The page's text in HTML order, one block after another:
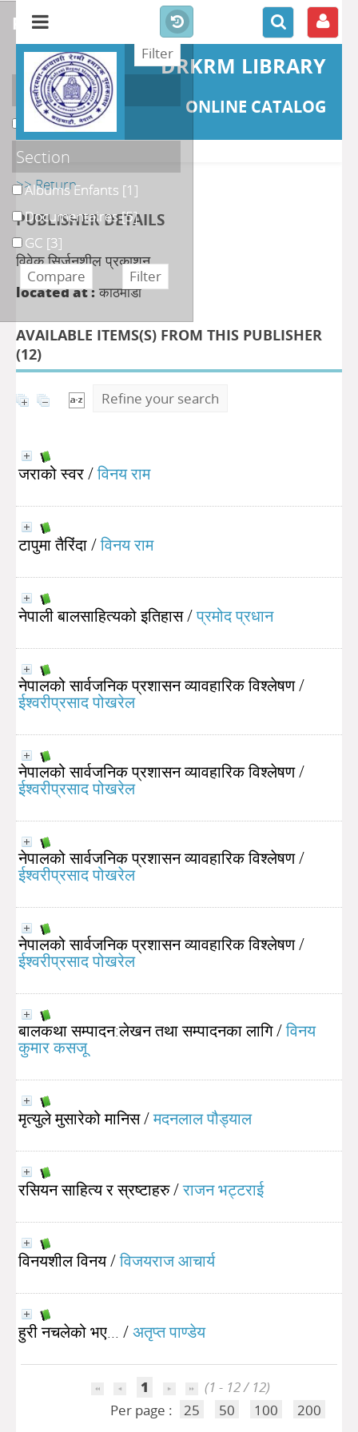
DRKRM LIBRARY
ONLINE CATALOG
>> Return
PUBLISHER DETAILS
विवेक सिर्जनशील प्रकाशन
located at : काठमाडौं
AVAILABLE ITEMS(S) FROM THIS PUBLISHER
(12)
Refine your search
जराको स्वर/विनय राम
टापुमा तैरिंदा/विनय राम
नेपाली बालसाहित्यको इतिहास/प्रमोद प्रधान
नेपालको सार्वजनिक प्रशासन व्यावहारिक विश्लेषण/
ईश्वरीप्रसाद पोखरेल
नेपालको सार्वजनिक प्रशासन व्यावहारिक विश्लेषण/
ईश्वरीप्रसाद पोखरेल
नेपालको सार्वजनिक प्रशासन व्यावहारिक विश्लेषण/
ईश्वरीप्रसाद पोखरेल
नेपालको सार्वजनिक प्रशासन व्यावहारिक विश्लेषण/
ईश्वरीप्रसाद पोखरेल
बालकथा सम्पादन:लेखन तथा सम्पादनका लागि/विनय
कुमार कसजू
मृत्युले मुसारेको मानिस/मदनलाल पौड्याल
रसियन साहित्य र स्रष्टाहरु/राजन भट्टराई
विनयशील विनय/विजयराज आचार्य
हुरी नचलेको भए... /अतृप्त पाण्डेय
1
(1 - 12 / 12)
Per page :
25 50 100 200
refine or compare
Localisation
DKRML[9]
Section
Albums Enfants [1]
Documentaires[5]
GC [3]